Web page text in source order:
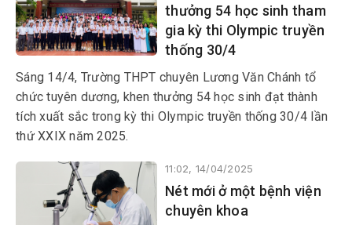
thưởng 54 học sinh tham
gia kỳ thi Olympic truyền
thống 30/4
Sáng 14/4, Trường THPT chuyên Lương Văn Chánh tổ
chức tuyên dương, khen thưởng 54 học sinh đạt thành
tích xuất sắc trong kỳ thi Olympic truyền thống 30/4 lần
thứ XXIX năm 2025.
11:02, 14/04/2025
Nét mới ở một bệnh viện
chuyên khoa